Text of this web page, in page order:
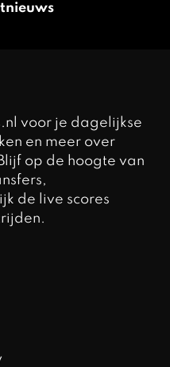
voor je dagelijkse
en meer over
op de hoogte van
de live scores